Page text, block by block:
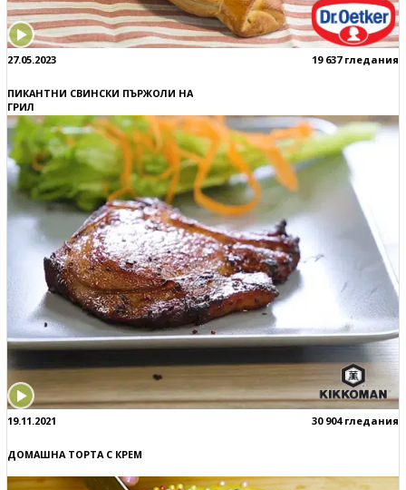
27.05.2023 19 637 гледания
ПИКАНТНИ СВИНСКИ ПЪРЖОЛИ НА
ГРИЛ
19.11.2021 30 904 гледания
ДОМАШНА ТОРТА С КРЕМ